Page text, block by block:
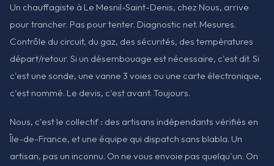
Un chauffagiste à Le Mesnil-Saint-Denis, chez Nous, arrive
pour trancher. Pas pour tenter. Diagnostic net. Mesures.
Contrôle du circuit, du gaz, des sécurités, des températures
départ/retour. Si un désembouage est nécessaire, c'est dit. Si
c'est une sonde, une vanne 3 voies ou une carte électronique,
c'est nommé. Le devis, c'est avant. Toujours.
Nous, c'est le collectif : des artisans indépendants vérifiés en
Île-de-France, et une équipe qui dispatch sans blabla. Un
artisan, pas un inconnu. On ne vous envoie pas quelqu'un. On